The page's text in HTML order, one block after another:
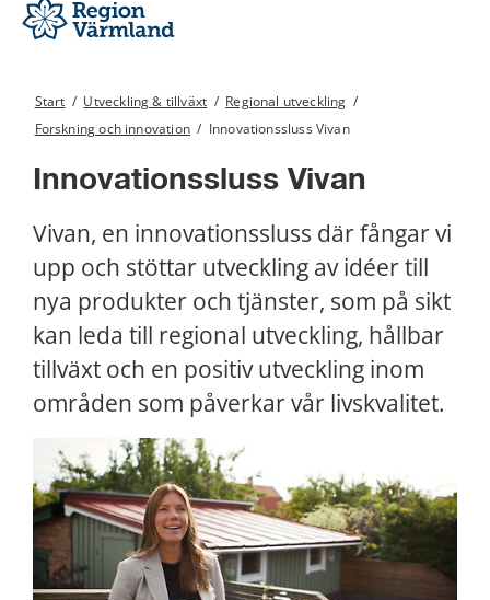
Start / Utveckling & tillväxt / Regional utveckling /
Forskning och innovation / Innovationssluss Vivan
Innovationssluss Vivan
Vivan, en innovationssluss där fångar vi
upp och stöttar utveckling av idéer till
nya produkter och tjänster, som på sikt
kan leda till regional utveckling, hållbar
tillväxt och en positiv utveckling inom
områden som påverkar vår livskvalitet.